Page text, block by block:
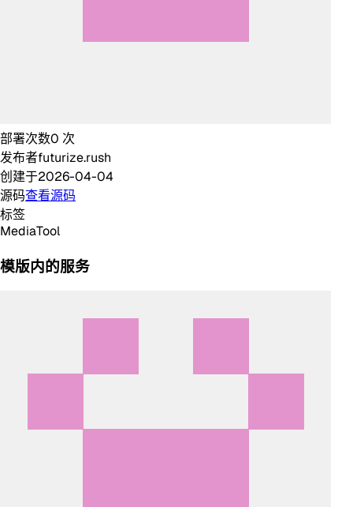
部署次数0 次
发布者futurize.rush
创建于2026-04-04
源码查看源码
标签
MediaTool
模版内的服务